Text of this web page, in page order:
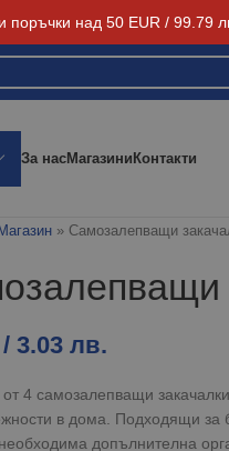
поръчки над 50 EUR / 99.79
За насМагазиниКонтакти
Магазин» Самозалепващи
/ 3.03 лв.
4 самозалепващи
в дома. Подходящи за
допълнителна